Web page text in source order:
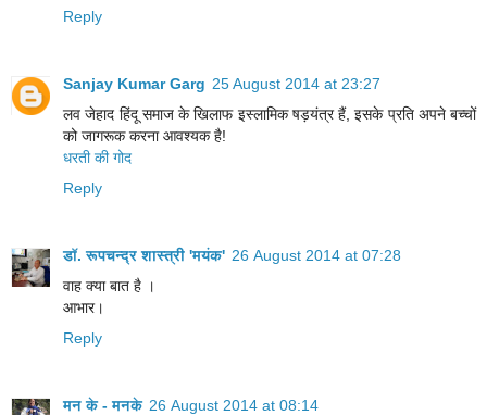
Reply
Sanjay Kumar Garg 25 August 2014 at 23:27
लव जेहाद हिंदू समाज के खिलाफ इस्लामिक षड़यंत्र हैं, इसके प्रति अपने बच्चों
को जागरूक करना आवश्यक है!
धरती की गोद
Reply
डॉ. रूपचन्द्र शास्त्री 'मयंक' 26 August 2014 at 07:28
वाह क्या बात है ।
आभार।
Reply
मन के - मनके 26 August 2014 at 08:14